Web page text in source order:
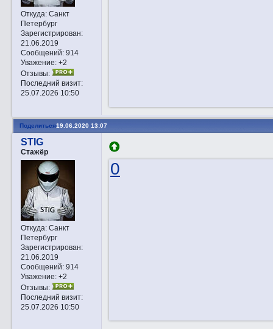
Откуда:Санкт
Петербург
Зарегистрирован:
21.06.2019
Сообщений:914
Уважение: +2
Отзывы:
Последний визит:
25.07.2026 10:50
Поделиться19.06.2020 13:07
STIG
Стажёр
Откуда:Санкт
Петербург
Зарегистрирован:
21.06.2019
Сообщений:914
Уважение: +2
Отзывы:
Последний визит:
25.07.2026 10:50
0